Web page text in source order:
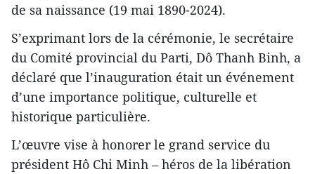
de sa naissance (19 mai 1890-2024).
S’exprimant lors de la cérémonie, le secrétaire
du Comité provincial du Parti, Dô Thanh Binh, a
déclaré que l’inauguration était un événement
d’une importance politique, culturelle et
historique particulière.
L’œuvre vise à honorer le grand service du
président Hô Chi Minh – héros de la libération